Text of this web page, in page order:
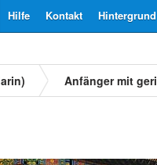
Hintergrund
Kontakt
Hilfe
Anfänger mit